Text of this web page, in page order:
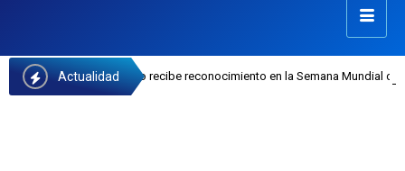
Actualidad
Castillo recibe reconocimiento en la Semana Mundial de la Lactancia